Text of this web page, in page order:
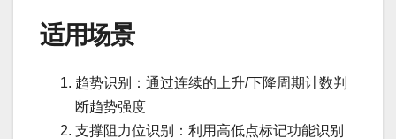
适用场景
趋势识别：通过连续的上升/下降周期计数判
断趋势强度
支撑阻力位识别：利用高低点标记功能识别